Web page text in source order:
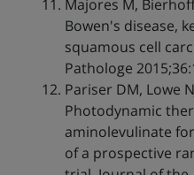
Majores M,
Bowen's disease,
squamous cell
Pathologe
Pariser DM, Lowe
Photodynamic
aminolevulinate
of a prospective